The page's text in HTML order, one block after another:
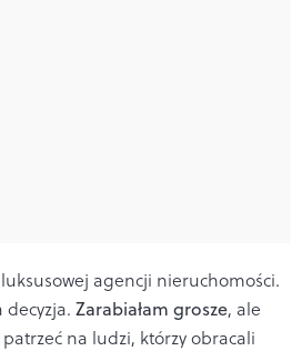
agencji nieruchomości.
decyzja. Zarabiałam grosze, ale
na ludzi, którzy obracali